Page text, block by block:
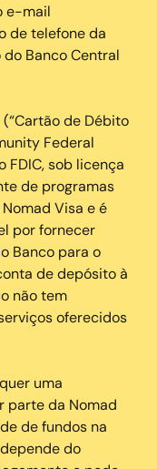
e-mail
de telefone da
Banco Central
de Débito
Federal
FDIC, sob licença
de programas
Visa e é
por fornecer
Banco para o
de depósito à
não tem
oferecidos
uma
parte da Nomad
de fundos na
do